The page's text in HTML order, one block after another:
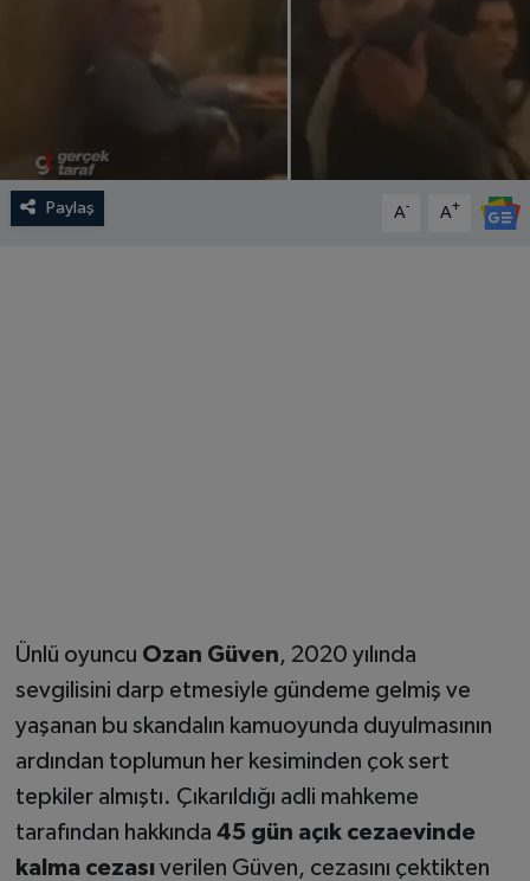
Paylaş A- A+
Ünlü oyuncu Ozan Güven, 2020 yılında
sevgilisini darp etmesiyle gündeme gelmiş ve
yaşanan bu skandalın kamuoyunda duyulmasının
ardından toplumun her kesiminden çok sert
tepkiler almıştı. Çıkarıldığı adli mahkeme
tarafından hakkında 45 gün açık cezaevinde
kalma cezasıverilen Güven, cezasını çektikten